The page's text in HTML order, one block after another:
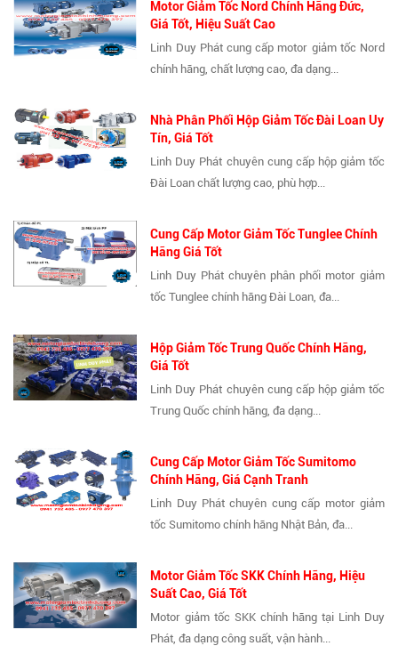
Motor Giảm Tốc Nord Chính Hãng Đức,
Giá Tốt, Hiệu Suất Cao
Linh Duy Phát cung cấp motor giảm tốc Nord
chính hãng, chất lượng cao, đa dạng...
Nhà Phân Phối Hộp Giảm Tốc Đài Loan Uy
Tín, Giá Tốt
Linh Duy Phát chuyên cung cấp hộp giảm tốc
Đài Loan chất lượng cao, phù hợp...
Cung Cấp Motor Giảm Tốc Tunglee Chính
Hãng Giá Tốt
Linh Duy Phát chuyên phân phối motor giảm
tốc Tunglee chính hãng Đài Loan, đa...
Hộp Giảm Tốc Trung Quốc Chính Hãng,
Giá Tốt
Linh Duy Phát chuyên cung cấp hộp giảm tốc
Trung Quốc chính hãng, đa dạng...
Cung Cấp Motor Giảm Tốc Sumitomo
Chính Hãng, Giá Cạnh Tranh
Linh Duy Phát chuyên cung cấp motor giảm
tốc Sumitomo chính hãng Nhật Bản, đa...
Motor Giảm Tốc SKK Chính Hãng, Hiệu
Suất Cao, Giá Tốt
Motor giảm tốc SKK chính hãng tại Linh Duy
Phát, đa dạng công suất, vận hành...